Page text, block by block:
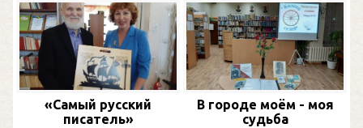
«Самый русский
писатель»
В городе моём - моя
судьба